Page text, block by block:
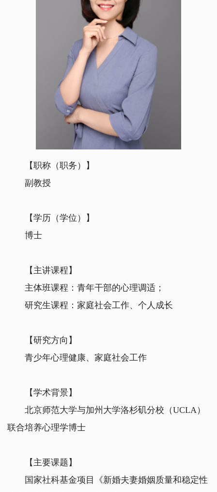
【职称（职务）】
副教授
【学历（学位）】
博士
【主讲课程】
主体班课程：青年干部的心理调适；
研究生课程： 家庭社会工作、个人成长
【研究方向】
青少年心理健康、家庭社会工作
【学术背景】
北京师范大学与加州大学洛杉矶分校（UCLA）
联合培养心理学博士
【主要课题】
国家社科基金项目《新婚夫妻婚姻质量和稳定性